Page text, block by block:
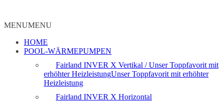
MENUMENU
HOME
POOL-WÄRMEPUMPEN
Fairland INVER X Vertikal / Unser Toppfavorit mit
erhöhter HeizleistungUnser Toppfavorit mit erhöhter
Heizleistung
Fairland INVER X Horizontal